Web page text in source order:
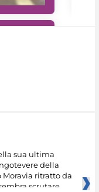
sua ultima
della
Moravia ritratto da
scrutare